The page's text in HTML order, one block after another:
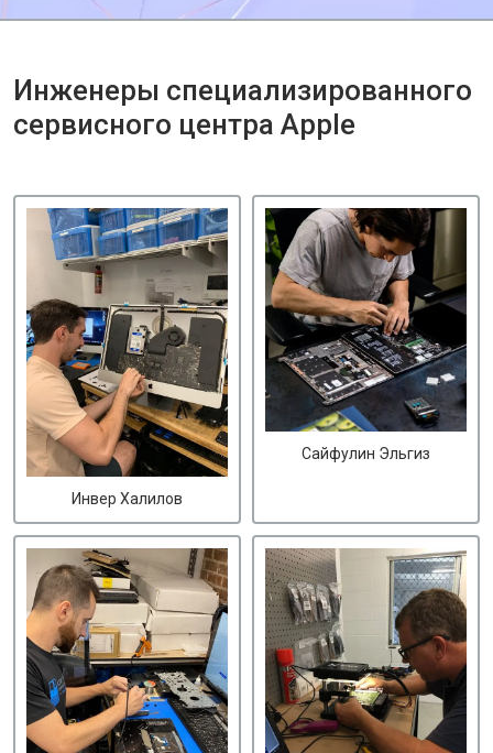
Инженеры специализированного
сервисного центра Apple
Инвер Халилов
Сайфулин Эльгиз